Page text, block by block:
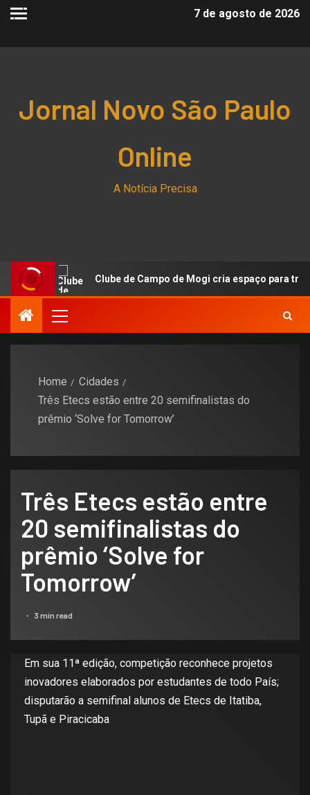
7 de agosto de 2026
Jornal Novo São Paulo
Online
A Notícia Precisa
Clube de Campo de Mogi cria espaço para troca de
Home
Cidades
Três Etecs estão entre 20 semifinalistas do
prêmio ‘Solve for Tomorrow’
Três Etecs estão entre
20 semifinalistas do
prêmio ‘Solve for
Tomorrow’
3 min read
Em sua 11ª edição, competição reconhece projetos
inovadores elaborados por estudantes de todo País;
disputarão a semifinal alunos de Etecs de Itatiba,
Tupã e Piracicaba